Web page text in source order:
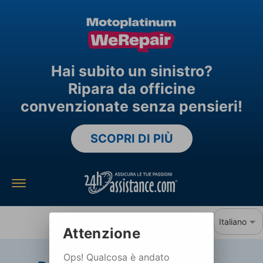
Hai subito un sinistro?
Ripara da officine
convenzionate senza pensieri!
SCOPRI DI PIÙ
Attenzione
Ops! Qualcosa è andato